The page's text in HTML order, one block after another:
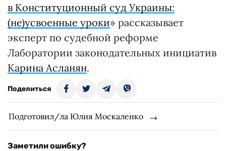
в Конституционный суд Украины:
(не)усвоенные уроки» рассказывает
эксперт по судебной реформе
Лаборатории законодательных инициатив
Карина Асланян.
Поделиться
Подготовил/ла Юлия Москаленко
Заметили ошибку?